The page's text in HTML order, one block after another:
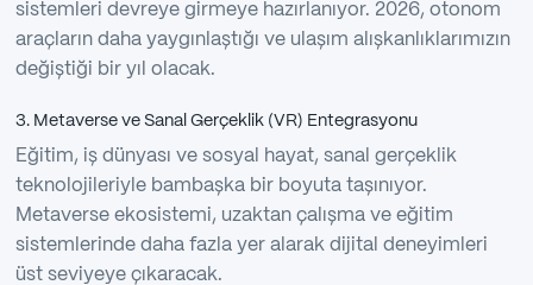
sistemleri devreye girmeye hazırlanıyor. 2026, otonom
araçların daha yaygınlaştığı ve ulaşım alışkanlıklarımızın
değiştiği bir yıl olacak.
3. Metaverse ve Sanal Gerçeklik (VR) Entegrasyonu
Eğitim, iş dünyası ve sosyal hayat, sanal gerçeklik
teknolojileriyle bambaşka bir boyuta taşınıyor.
Metaverse ekosistemi, uzaktan çalışma ve eğitim
sistemlerinde daha fazla yer alarak dijital deneyimleri
üst seviyeye çıkaracak.